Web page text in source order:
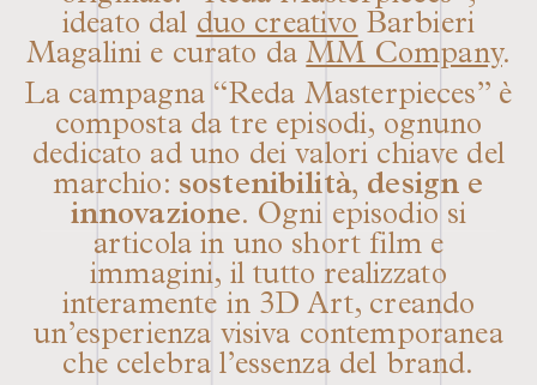
ideato dal duo creativo Barbieri
Magalini e curato daMM Company.
La campagna “Reda Masterpieces” è
composta da tre episodi, ognuno
dedicato ad uno dei valori chiave del
marchio: sostenibilità, design e
innovazione. Ogni episodio si
articola in uno short film e
immagini, il tutto realizzato
interamente in 3D Art, creando
un’esperienza visiva contemporanea
che celebra l’essenza del brand.